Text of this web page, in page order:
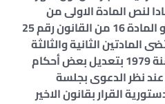
المادة الاولى من
القانون رقم 25 لسنة 1920 و المادة 16 من القانون رقم 25
بمقتضى المادتين الثانية والثالثة
من القرار بقانون رقم 44 لسنة 1979 بتعديل بعض أحكام
نظر الدعوى بجلسة
القرار بقانون الاخير